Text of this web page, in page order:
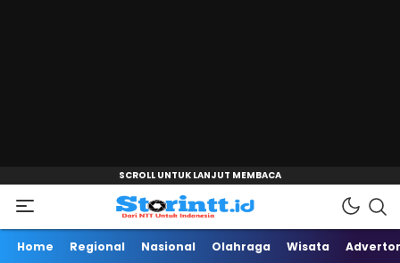
"
Storintt
Dari NTT Untuk Indonesia
Home Regional Nasional Olahraga Wisata